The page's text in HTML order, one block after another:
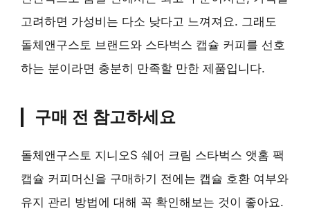
고려하면 가성비는 다소 낮다고 느껴져요. 그래도
돌체앤구스토 브랜드와 스타벅스 캡슐 커피를 선호
하는 분이라면 충분히 만족할 만한 제품입니다.
구매 전 참고하세요
돌체앤구스토 지니오S 쉐어 크림 스타벅스 앳홈 팩
캡슐 커피머신을 구매하기 전에는 캡슐 호환 여부와
유지 관리 방법에 대해 꼭 확인해보는 것이 좋아요.